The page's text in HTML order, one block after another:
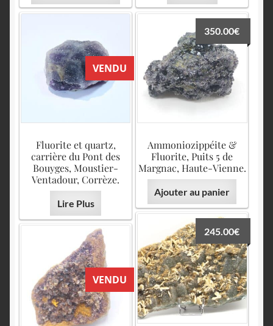
VENDU
Fluorite et quartz,
carrière du Pont des
Bouyges, Moustier-
Ventadour, Corrèze.
Lire Plus
Ammoniozippéite &
Fluorite, Puits 5 de
Margnac, Haute-Vienne.
350.00€
Ajouter au panier
245.00€
VENDU